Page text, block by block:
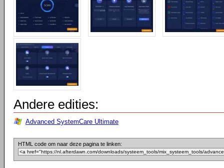
Andere edities:
Advanced SystemCare Ultimate
HTML code om naar deze pagina te linken: